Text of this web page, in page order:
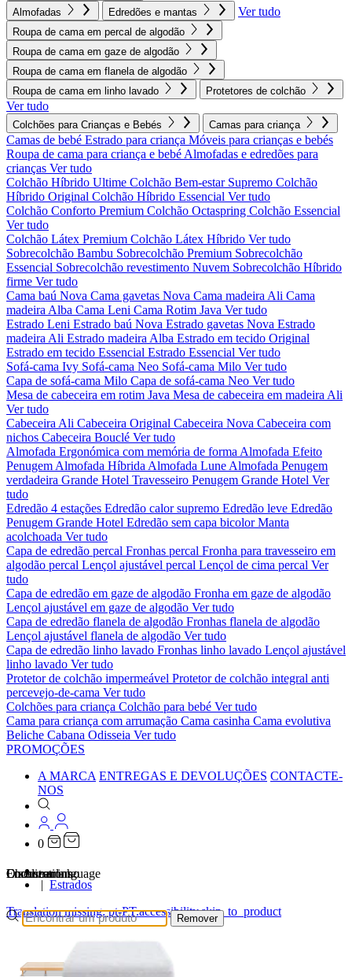
Almofadas Edredões e mantas Ver tudo
Roupa de cama em percal de algodão
Roupa de cama em gaze de algodão
Roupa de cama em flanela de algodão
Roupa de cama em linho lavado
Protetores de colchão
Ver tudo
Colchões para Crianças e Bebés Camas para criança
Camas de bebé Estrado para criança Móveis para crianças e bebés
Roupa de cama para criança e bebé Almofadas e edredões para
crianças Ver tudo
Colchão Híbrido Ultime Colchão Bem-estar Supremo Colchão
Híbrido Original Colchão Híbrido Essencial Ver tudo
Colchão Conforto Premium Colchão Octaspring Colchão Essencial
Ver tudo
Colchão Látex Premium Colchão Látex Híbrido Ver tudo
Sobrecolchão Bambu Sobrecolchão Premium Sobrecolchão
Essencial Sobrecolchão revestimento Nuvem Sobrecolchão Híbrido
firme Ver tudo
Cama baú Nova Cama gavetas Nova Cama madeira Ali Cama
madeira Alba Cama Leni Cama Rotim Java Ver tudo
Estrado Leni Estrado baú Nova Estrado gavetas Nova Estrado
madeira Ali Estrado madeira Alba Estrado em tecido Original
Estrado em tecido Essencial Estrado Essencial Ver tudo
Sofá-cama Ivy Sofá-cama Neo Sofá-cama Milo Ver tudo
Capa de sofá-cama Milo Capa de sofá-cama Neo Ver tudo
Mesa de cabeceira em rotim Java Mesa de cabeceira em madeira Ali
Ver tudo
Cabeceira Ali Cabeceira Original Cabeceira Nova Cabeceira com
nichos Cabeceira Bouclé Ver tudo
Almofada Ergonómica com memória de forma Almofada Efeito
Penugem Almofada Híbrida Almofada Lune Almofada Penugem
verdadeira Grande Hotel Travesseiro Penugem Grande Hotel Ver
tudo
Edredão 4 estações Edredão calor supremo Edredão leve Edredão
Penugem Grande Hotel Edredão sem capa bicolorManta
acolchoada Ver tudo
Capa de edredão percal Fronhas percal Fronha para travesseiro em
algodão percal Lençol ajustável percal Lençol de cima percal Ver
tudo
Capa de edredão em gaze de algodão Fronha em gaze de algodão
Lençol ajustável em gaze de algodão Ver tudo
Capa de edredão flanela de algodão Fronhas flanela de algodão
Lençol ajustável flanela de algodão Ver tudo
Capa de edredão linho lavado Fronhas linho lavado Lençol ajustável
linho lavado Ver tudo
Protetor de colchão impermeável Protetor de colchão integral anti
percevejo-de-cama Ver tudo
Colchões para criança Colchão para bebé Ver tudo
Cama para criança com arrumação Cama casinha Cama evolutiva
Beliche Cabana Odisseia Ver tudo
PROMOÇÕES
A MARCA ENTREGAS E DEVOLUÇÕES CONTACTE-
NOS
0
Localizations
Choose a language
Encontrar
Remover
O seu carrinho
…
Estrados
Translation missing: pt-PT.accessibility.skip_to_product